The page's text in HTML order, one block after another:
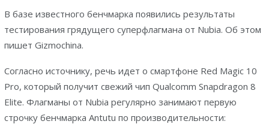
В базе известного бенчмарка появились результаты
тестирования грядущего суперфлагмана от Nubia. Об этом
пишет Gizmochina.
Согласно источнику, речь идет о смартфоне Red Magic 10
Pro, который получит свежий чип Qualcomm Snapdragon 8
Elite. Флагманы от Nubia регулярно занимают первую
строчку бенчмарка Antutu по производительности: